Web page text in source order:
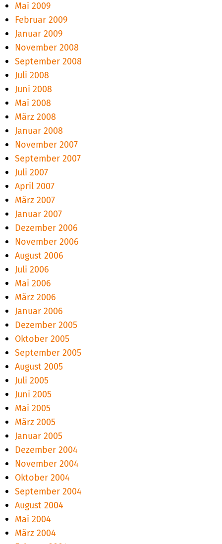
Mai 2009
Februar 2009
Januar 2009
November 2008
September 2008
Juli 2008
Juni 2008
Mai 2008
März 2008
Januar 2008
November 2007
September 2007
Juli 2007
April 2007
März 2007
Januar 2007
Dezember 2006
November 2006
August 2006
Juli 2006
Mai 2006
März 2006
Januar 2006
Dezember 2005
Oktober 2005
September 2005
August 2005
Juli 2005
Juni 2005
Mai 2005
März 2005
Januar 2005
Dezember 2004
November 2004
Oktober 2004
September 2004
August 2004
Mai 2004
März 2004